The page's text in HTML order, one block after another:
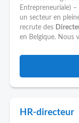
Entrepreneuriale)
un secteur en
recrute des
en Belgique. Nous
HR-directeur